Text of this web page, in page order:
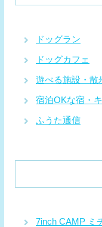
ドッグラン
ドッグカフェ
遊べる施設・散
宿泊OKな宿・
ふうた通信
7inch CAMP ミ